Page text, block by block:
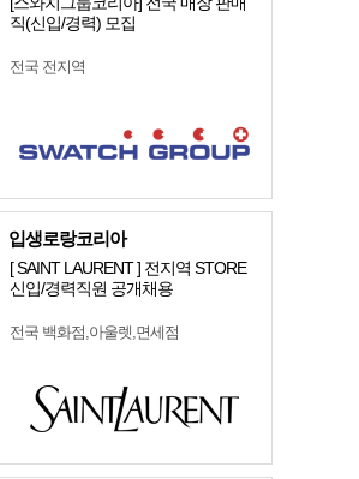
직(신입/경력) 모집
전국 전지역
입생로랑코리아
[ SAINT LAURENT ] 전지역 STORE
신입/경력직원 공개채용
전국 백화점,아울렛,면세점